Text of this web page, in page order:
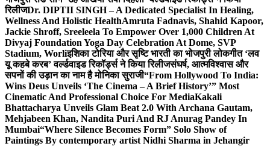
रिलीजDr. DIPTII SINGH – A Dedicated Specialist In Healing,
Wellness And Holistic HealthAmruta Fadnavis, Shahid Kapoor,
Jackie Shroff, Sreeleela To Empower Over 1,000 Children At
Divyaj Foundation Yoga Day Celebration At Dome, SVP
Stadium, Worliइशिका टोरिया और सृष्टि भारती का भोजपुरी लोकगीत ‘लव
यू कहबे करब’ वर्ल्डवाइड रिकॉर्ड्स ने किया रिलीजसंघर्ष, आत्मविश्वास और
सपनों की उड़ान का नाम है मोनिका सुराजी“From Hollywood To India:
Wins Deus Unveils ‘The Cinema – A Brief History’” Most
Cinematic And Professional Choice For MediaKakali
Bhattacharya Unveils Glam Beat 2.0 With Archana Gautam,
Mehjabeen Khan, Nandita Puri And RJ Anurag Pandey In
Mumbai“Where Silence Becomes Form” Solo Show of
Paintings By contemporary artist Nidhi Sharma in Jehangir